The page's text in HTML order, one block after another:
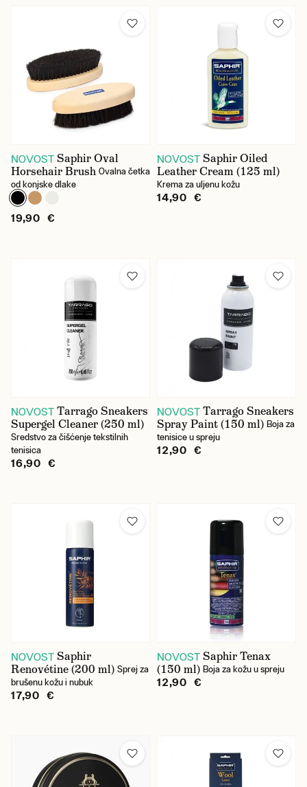
NOVOST Saphir Oval
Horsehair Brush Ovalna četka
od konjske dlake
19,90 €
NOVOST Saphir Oiled
Leather Cream (125 ml)
Krema za uljenu kožu
14,90 €
NOVOST Tarrago Sneakers
Supergel Cleaner (250 ml)
Sredstvo za čišćenje tekstilnih
tenisica
16,90 €
NOVOST Tarrago Sneakers
Spray Paint (150 ml) Boja za
tenisice u spreju
12,90 €
NOVOST Saphir
Renovétine (200 ml) Sprej za
brušenu kožu i nubuk
17,90 €
NOVOST Saphir Tenax
(150 ml) Boja za kožu u spreju
12,90 €